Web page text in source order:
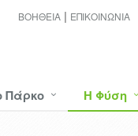
ΒΟΉΘΕΙΑ ΕΠΙΚΟΙΝΩΝΊΑ
Πάρκο Η Φύση